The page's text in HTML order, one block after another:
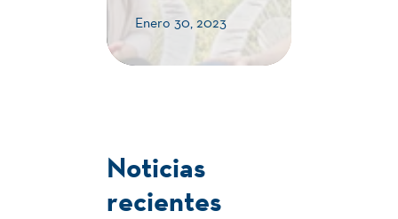
Turismo en la
Humboldt? -
CUE Alexander
Enero 30, 2023
Noticias
recientes